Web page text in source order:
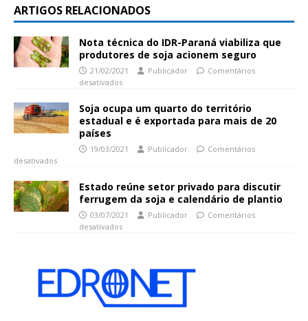
ARTIGOS RELACIONADOS
Nota técnica do IDR-Paraná viabiliza que
produtores de soja acionem seguro
21/02/2021 Publicador
Comentários
desativados
Soja ocupa um quarto do território
estadual e é exportada para mais de 20
países
19/03/2021 Publicador
Comentários
desativados
Estado reúne setor privado para discutir
ferrugem da soja e calendário de plantio
03/07/2021 Publicador
Comentários
desativados